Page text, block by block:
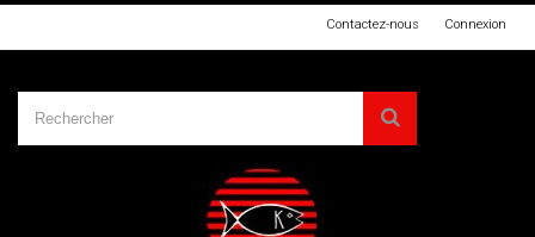
Connexion
Contactez-nous